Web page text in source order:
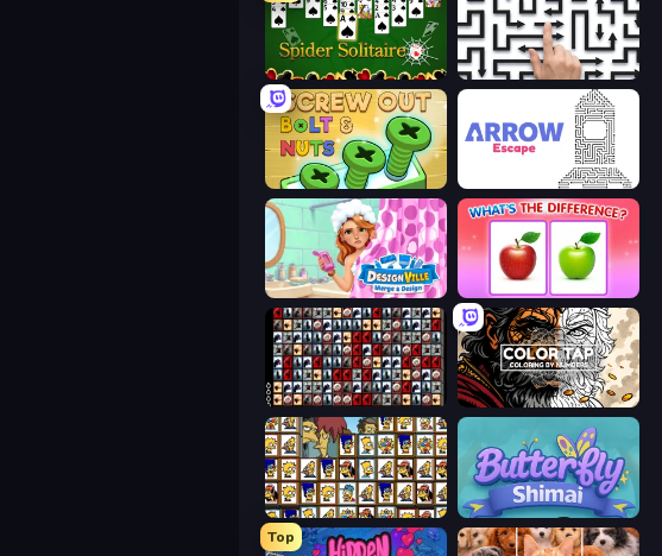
Spider Solitaire Arrow Escape: Puzzle
Screw Out: Bolts and Nuts Arrow Escape
Designville: Merge & Design What's The Difference?
War Mahjong Color Tap: Coloring by Numbers
Tiles of the Simpsons Butterfly Shimai
Top